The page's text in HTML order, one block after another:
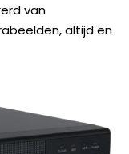
van
altijd en